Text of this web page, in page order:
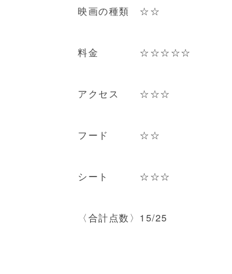
映画の種類 ☆☆
料金 ☆☆☆☆☆
アクセス ☆☆☆
フード ☆☆
シート ☆☆☆
〈合計点数〉15/25